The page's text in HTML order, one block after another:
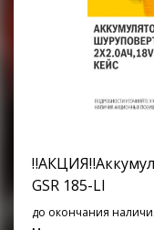
GSR 185-LI
до окончания